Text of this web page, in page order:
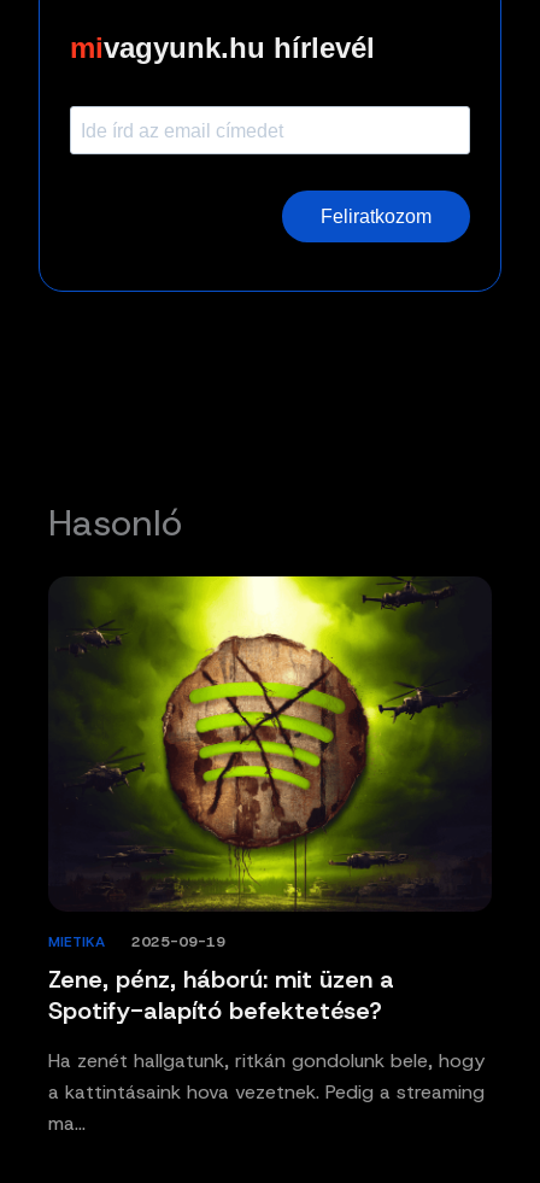
vagyunk.hu hírlevél
Feliratkozom
Hasonló
Zene, pénz, háború: mit üzen a
Spotify-alapító befektetése?
MIETIKA 2025-09-19
Ha zenét hallgatunk, ritkán gondolunk bele, hogy
a kattintásaink hova vezetnek. Pedig a streaming
ma…